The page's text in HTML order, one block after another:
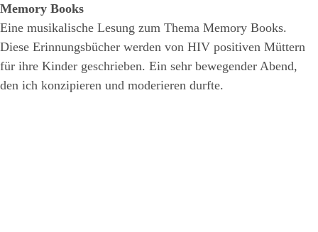
Memory Books
Eine musikalische Lesung zum Thema Memory Books.
Diese Erinnungsbücher werden von HIV positiven Müttern
für ihre Kinder geschrieben. Ein sehr bewegender Abend,
den ich konzipieren und moderieren durfte.